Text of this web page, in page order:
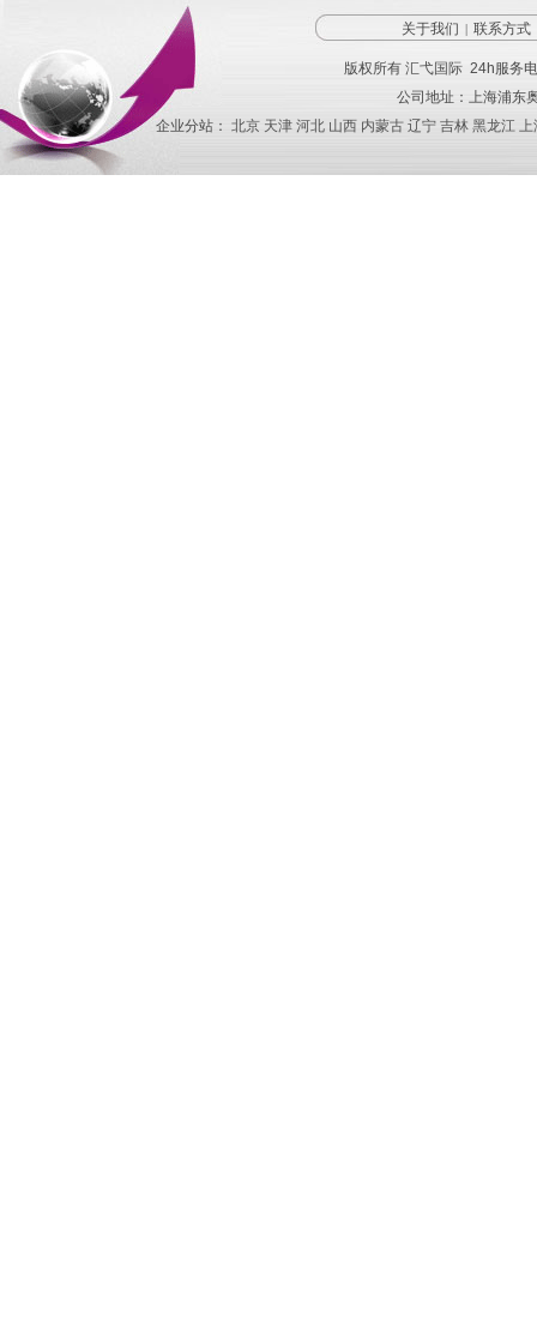
关于我们 | 联系方式
版权所有 汇弋国际 24h服务
公司地址：上海浦东
企业分站： 北京 天津 河北 山西 内蒙古 辽宁 吉林 黑龙江 上